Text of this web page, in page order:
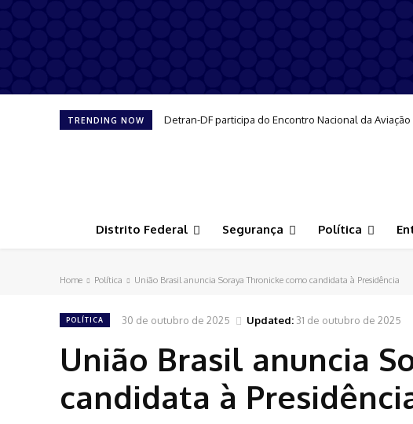
TRENDING NOW Detran-DF participa do Encontro Nacional da
Distrito Federal Segurança Política
Home Política União Brasil anuncia Soraya Thronicke como candidata à Presidência
POLÍTICA 30 de outubro de 2025 Updated: 31 de outubro de 2025
União Brasil anuncia
candidata à